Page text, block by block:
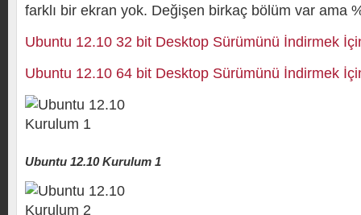
farklı bir ekran yok. Değişen birkaç bölüm var ama
Ubuntu 12.10 32 bit Desktop Sürümünü İndirmek
Ubuntu 12.10 64 bit Desktop Sürümünü İndirmek
Ubuntu 12.10 Kurulum 1